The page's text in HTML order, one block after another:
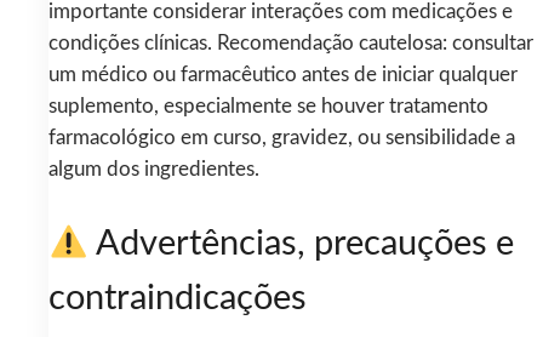
importante considerar interações com medicações e
condições clínicas. Recomendação cautelosa: consultar
um médico ou farmacêutico antes de iniciar qualquer
suplemento, especialmente se houver tratamento
farmacológico em curso, gravidez, ou sensibilidade a
algum dos ingredientes.
Advertências, precauções e
contraindicações